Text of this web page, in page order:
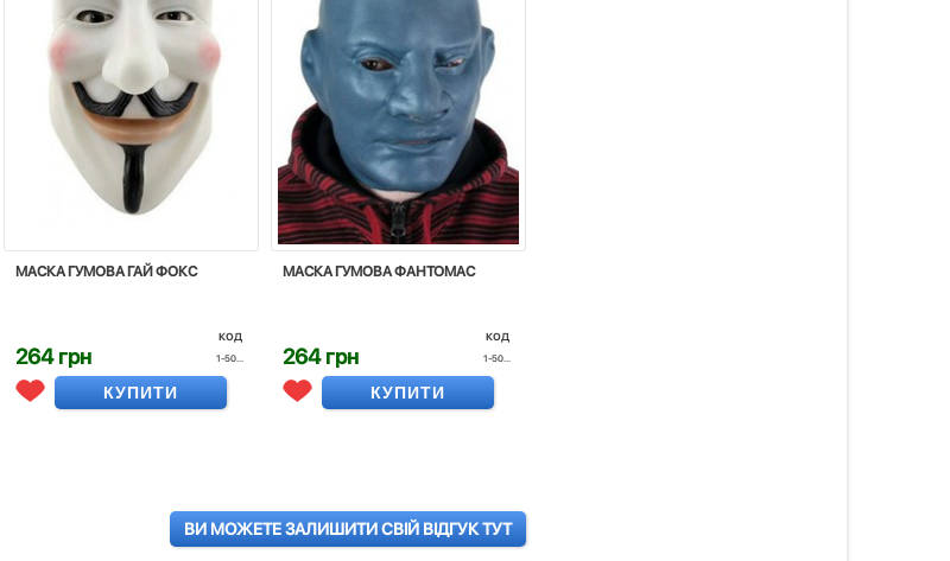
МАСКА ГУМОВА ГАЙ ФОКС
264 грн
код
1-50...
КУПИТИ
МАСКА ГУМОВА ФАНТОМАС
264 грн
код
1-50...
КУПИТИ
ВИ МОЖЕТЕ ЗАЛИШИТИ СВІЙ ВІДГУК ТУТ